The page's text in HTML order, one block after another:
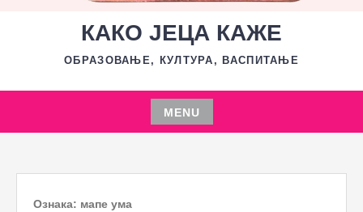
КАКО ЈЕЦА КАЖЕ
ОБРАЗОВАЊЕ, КУЛТУРА, ВАСПИТАЊЕ
MENU
Skip
content
Ознака: мапе ума